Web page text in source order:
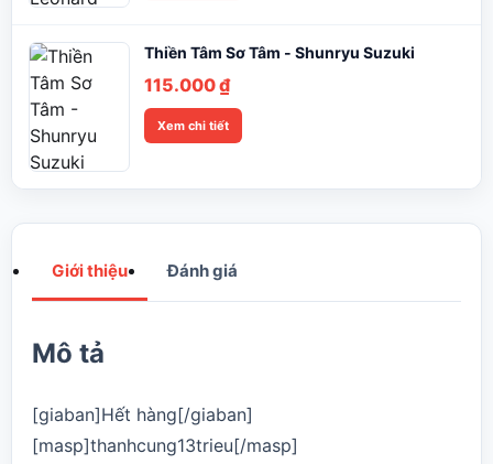
Thiền Tâm Sơ Tâm - Shunryu Suzuki
115.000₫
Xem chi tiết
Giới thiệu Đánh giá
Mô tả
[giaban]Hết hàng[/giaban]
[masp]thanhcung13trieu[/masp]